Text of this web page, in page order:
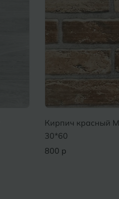
Кирпич красный
30*60
800 р